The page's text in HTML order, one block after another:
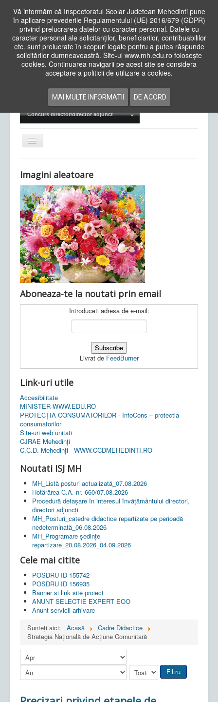
Vă informăm că Inspectoratul Scolar Judetean Mehedinti pune
în aplicare prevederile Regulamentului (UE) 2016/679 (GDPR)
privind prelucrarea datelor cu caracter personal. Datele cu
caracter personal ale solicitanților, beneficiarilor, contribuabililor
etc. sunt prelucrate în scopuri legale pentru a putea răspunde
solicitărilor dumneavoastră. Site-ul www.mh.edu.ro folosește
cookies. Continuarea navigarii pe acest site se considera
acceptare a politicii de utilizare a cookies.
MAI MULTE INFORMATII DE ACORD
Cauta
in
siteAcasa Cadre Didactice
Examene Naționale
Concurs director/director adjunct
Comută
navigarea
Ultimele articole: Vi, 04.11.2022 -Inspectoratul Școlar
Județean Mehedinți
Imagini aleatoare
Aboneaza-te la noutati prin email
Introduceti adresa de e-mail:
Livrat de FeedBurner
Link-uri utile
Accesibilitate
MINISTER-WWW.EDU.RO
PROTECȚIA CONSUMATORILOR - InfoCons – protectia
consumatorilor
Site-uri web unitati
CJRAE Mehedinți
C.C.D. Mehedinţi - WWW.CCDMEHEDINTI.RO
Noutati ISJ MH
MH_Listă posturi actualizată_07.08.2026
Hotărârea C.A. nr. 660/07.08.2026
Procedură detașare în interesul învățământului directori,
directori adjuncți
MH_Posturi_catedre didactice repartizate pe perioadă
nedeterminată_06.08.2026
MH_Programare ședințe
repartizare_20.08.2026_04.09.2026
Cele mai citite
POSDRU ID 155742
POSDRU ID 156935
Banner si link site proiect
ANUNT SELECTIE EXPERT EOO
Anunt servicii arhivare
Sunteți aici:
Acasă
Cadre Didactice
Strategia Naţională de Acţiune Comunitară
Filtru